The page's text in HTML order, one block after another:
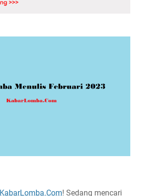
KabarLomba.Com! Sedang mencari